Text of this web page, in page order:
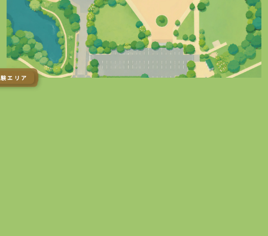
の広場
エリア
ンカー
リア
エリア
エリア